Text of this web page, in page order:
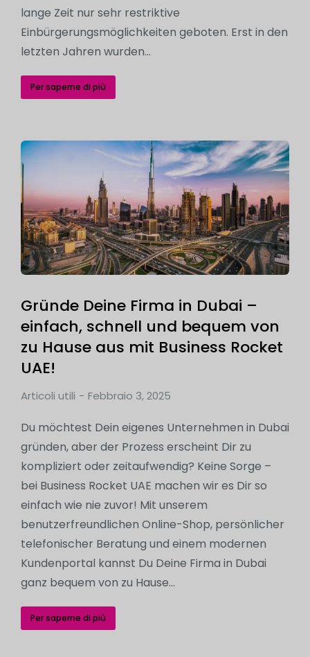
lange Zeit nur sehr restriktive
Einbürgerungsmöglichkeiten geboten. Erst in den
letzten Jahren wurden…
Per saperne di più
Gründe Deine Firma in Dubai –
einfach, schnell und bequem von
zu Hause aus mit Business Rocket
UAE!
Articoli utili Febbraio 3, 2025
Du möchtest Dein eigenes Unternehmen in Dubai
gründen, aber der Prozess erscheint Dir zu
kompliziert oder zeitaufwendig? Keine Sorge –
bei Business Rocket UAE machen wir es Dir so
einfach wie nie zuvor! Mit unserem
benutzerfreundlichen Online-Shop, persönlicher
telefonischer Beratung und einem modernen
Kundenportal kannst Du Deine Firma in Dubai
ganz bequem von zu Hause…
Per saperne di più